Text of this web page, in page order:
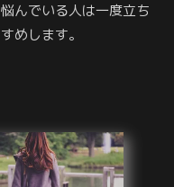
んでいる人は一度立ち
めします。